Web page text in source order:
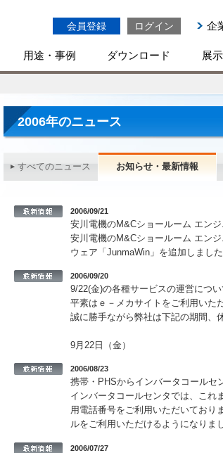
会員登録 ログイン 企
用途・事例 ダウンロード 展
2006年のニュース
すべてのニュース お知らせ・最新情報
2006/09/21
安川電機のM&Cショールーム エン
安川電機のM&Cショールーム エン
ウェア「JunmaWin」を追加しました
2006/09/20
9/22(金)の各種サービスの運営につい
平素はｅ－メカサイトをご利用いた
誠に勝手ながら弊社は下記の期間、
9月22日（金）
2006/08/23
携帯・PHSからインバータコールセ
インバータコールセンタでは、これ
用電話番号をご利用いただいており
ルをご利用いただけるようになりま
2006/07/27